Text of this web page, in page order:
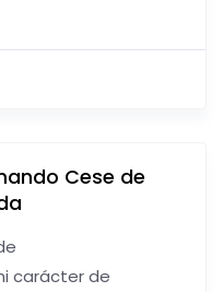
Cese de
carácter de